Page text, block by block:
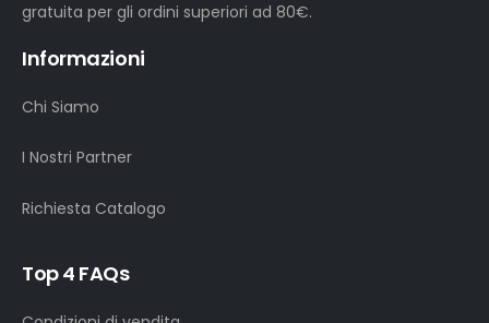
gratuita per gli ordini superiori ad 80€.
Informazioni
Chi Siamo
I Nostri Partner
Richiesta Catalogo
Top 4 FAQs